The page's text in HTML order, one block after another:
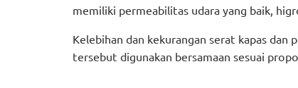
memiliki permeabilitas udara yang baik,
Kelebihan dan kekurangan serat kapas dan
tersebut digunakan bersamaan sesuai